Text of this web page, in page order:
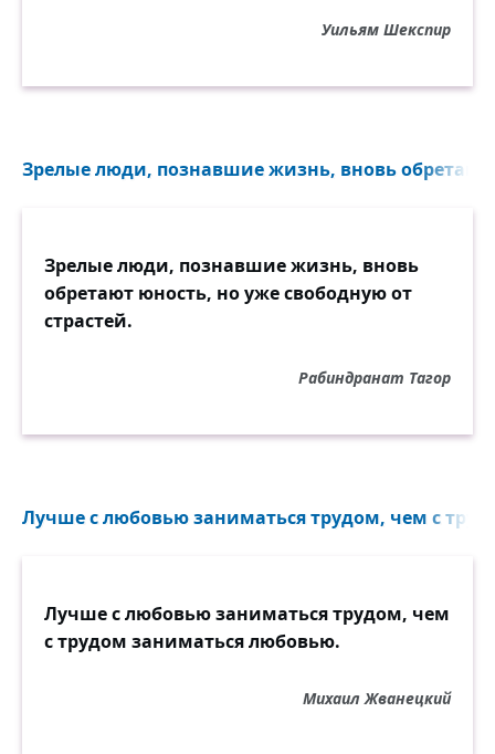
Уильям Шекспир
Зрелые люди, познавшие жизнь, вновь
Зрелые люди, познавшие жизнь, вновь
обретают юность, но уже свободную от
страстей.
Рабиндранат Тагор
Лучше с любовью заниматься трудом, чем с
Лучше с любовью заниматься трудом, чем
с трудом заниматься любовью.
Михаил Жванецкий